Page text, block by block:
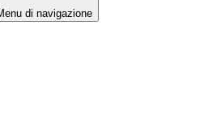
di navigazione